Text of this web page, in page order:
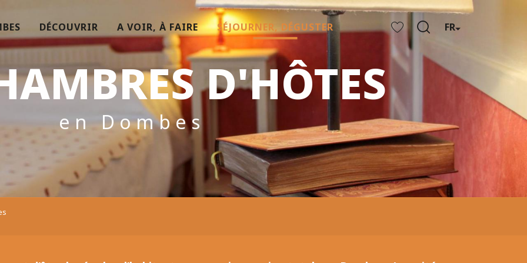
Voir les favoris
FR
DÉCOUVRIR A VOIR, À FAIRE SÉJOURNER, DÉGUSTER
D'HÔTES
en Dombes